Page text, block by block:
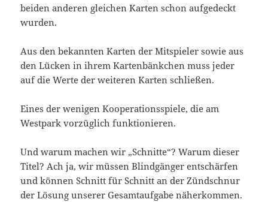
beiden anderen gleichen Karten schon aufgedeckt
wurden.
Aus den bekannten Karten der Mitspieler sowie aus
den Lücken in ihrem Kartenbänkchen muss jeder
auf die Werte der weiteren Karten schließen.
Eines der wenigen Kooperationsspiele, die am
Westpark vorzüglich funktionieren.
Und warum machen wir „Schnitte“? Warum dieser
Titel? Ach ja, wir müssen Blindgänger entschärfen
und können Schnitt für Schnitt an der Zündschnur
der Lösung unserer Gesamtaufgabe näherkommen.